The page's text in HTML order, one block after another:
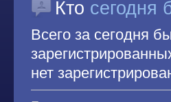
Кто сегодня
Всего за сегодня
нет